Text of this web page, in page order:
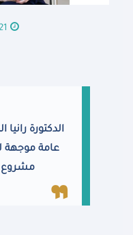
21 يونيو
مشروع